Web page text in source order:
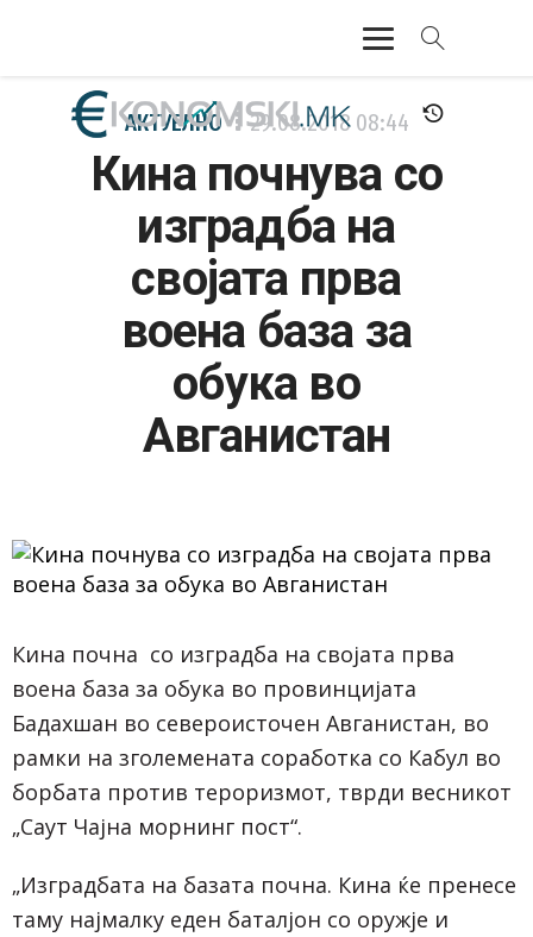
АКТУЕЛНО
ЕКОНОМИЈА
ФИНАНСИИ
БАНКАРСТВО
ЖИВОТ
МОЗАИК
АКТУЕЛНО 29.08.2018 08:44
Кина почнува со
изградба на
својата прва
воена база за
обука во
Авганистан
Кина почна со изградба на својата прва
воена база за обука во провинцијата
Бадахшан во североисточен Авганистан, во
рамки на зголемената соработка со Кабул во
борбата против тероризмот, тврди весникот
„Саут Чајна морнинг пост“.
„Изградбата на базата почна. Кина ќе пренесе
таму најмалку еден баталјон со оружје и